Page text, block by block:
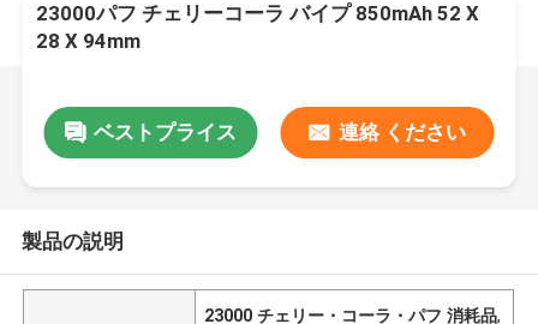
23000パフ チェリーコーラ バイプ 850mAh 52 X
28 X 94mm
ベストプライス 連絡 ください
製品の説明
23000 チェリー・コーラ・パフ 消耗品,